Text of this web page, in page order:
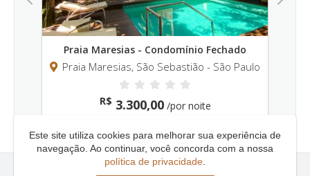
Praia Maresias - Condomínio Fechado
Praia Maresias, São Sebastião - São Paulo
R$ 3.300,00/por noite
Este site utiliza cookies para melhorar sua experiência de
navegação. Ao continuar, você concorda com a nossa
política de privacidade